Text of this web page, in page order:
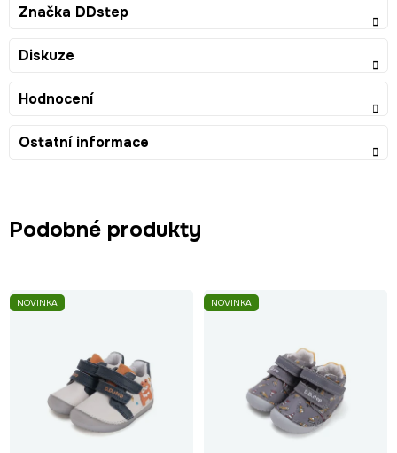
Značka DDstep
Diskuze
Hodnocení
Ostatní informace
Podobné produkty
NOVINKA NOVINKA